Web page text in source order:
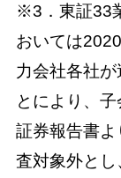
※3．東証33
おいては
力会社各社
とにより、
証券報告書
査対象外と